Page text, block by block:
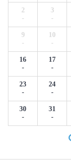
2
-
3
-
9
-
10
-
16
-
17
-
23
-
24
-
30
-
31
-